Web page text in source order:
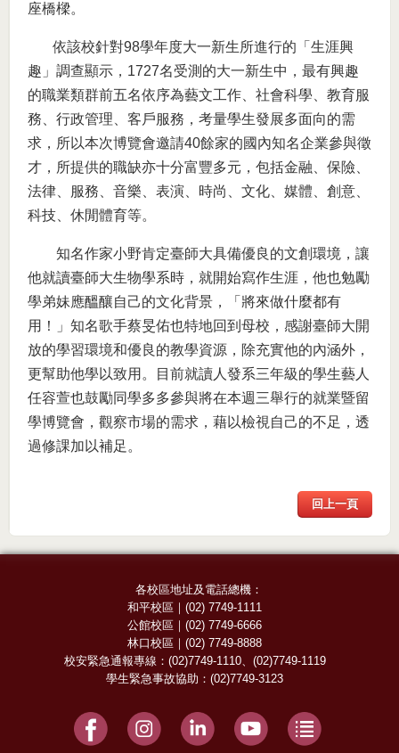
座橋樑。
依該校針對98學年度大一新生所進行的「生涯興
趣」調查顯示，1727名受測的大一新生中，最有興趣
的職業類群前五名依序為藝文工作、社會科學、教育服
務、行政管理、客戶服務，考量學生發展多面向的需
求，所以本次博覽會邀請40餘家的國內知名企業參與徵
才，所提供的職缺亦十分富豐多元，包括金融、保險、
法律、服務、音樂、表演、時尚、文化、媒體、創意、
科技、休閒體育等。
知名作家小野肯定臺師大具備優良的文創環境，讓
他就讀臺師大生物學系時，就開始寫作生涯，他也勉勵
學弟妹應醞釀自己的文化背景，「將來做什麼都有
用！」知名歌手蔡旻佑也特地回到母校，感謝臺師大開
放的學習環境和優良的教學資源，除充實他的內涵外，
更幫助他學以致用。目前就讀人發系三年級的學生藝人
任容萱也鼓勵同學多多參與將在本週三舉行的就業暨留
學博覽會，觀察市場的需求，藉以檢視自己的不足，透
過修課加以補足。
回上一頁
各校區地址及電話總機：
和平校區 ｜(02) 7749-1111
公館校區 ｜(02) 7749-6666
林口校區 ｜(02) 7749-8888
校安緊急通報專線： (02)7749-1110、 (02)7749-1119
學生緊急事故協助：(02)7749-3123